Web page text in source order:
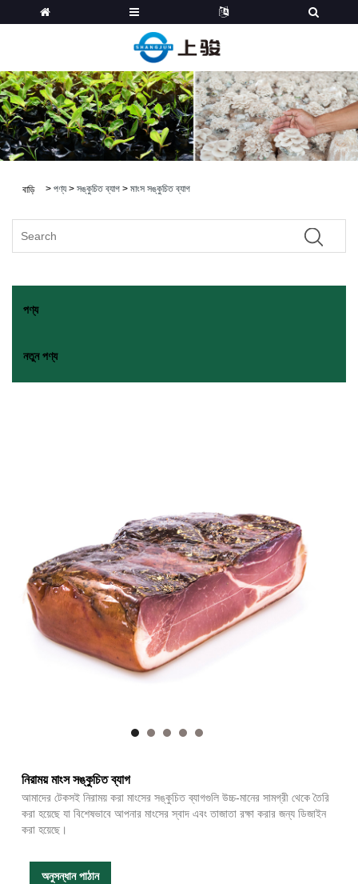
বাড়ি > পণ্য> সঙ্কুচিত ব্যাগ > মাংস সঙ্কুচিত ব্যাগ
পণ্য
নতুন পণ্য
নিরাময় মাংস সঙ্কুচিত ব্যাগ
আমাদের টেকসই নিরাময় করা মাংসের সঙ্কুচিত ব্যাগগুলি উচ্চ-মানের সামগ্রী থেকে তৈরি
করা হয়েছে যা বিশেষভাবে আপনার মাংসের স্বাদ এবং তাজাতা রক্ষা করার জন্য ডিজাইন
করা হয়েছে।
অনুসন্ধান পাঠান